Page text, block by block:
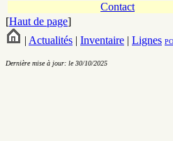
Contact
[Haut de page]
| Actualités | Inventaire | Lignes PO
Dernière mise à jour: le 30/10/2025